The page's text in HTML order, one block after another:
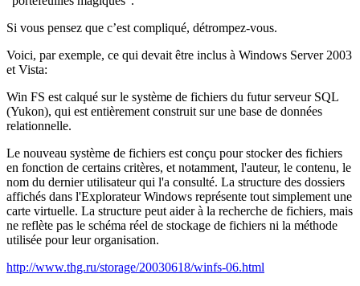
Si vous pensez que c’est compliqué, détrompez-vous.
Voici, par exemple, ce qui devait être inclus à Windows Server 2003
et Vista:
Win FS est calqué sur le système de fichiers du futur serveur SQL
(Yukon), qui est entièrement construit sur une base de données
relationnelle.
Le nouveau système de fichiers est conçu pour stocker des fichiers
en fonction de certains critères, et notamment, l'auteur, le contenu, le
nom du dernier utilisateur qui l'a consulté. La structure des dossiers
affichés dans l'Explorateur Windows représente tout simplement une
carte virtuelle. La structure peut aider à la recherche de fichiers, mais
ne reflète pas le schéma réel de stockage de fichiers ni la méthode
utilisée pour leur organisation.
http://www.thg.ru/storage/20030618/winfs-06.html